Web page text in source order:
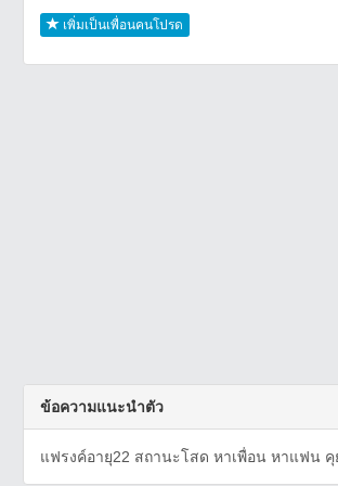
เพิ่มเป็นเพื่อนคนโปรด
ข้อความแนะนำตัว
แฟรงค์อายุ22 สถานะโสด หาเพื่อน หาแฟน คุ